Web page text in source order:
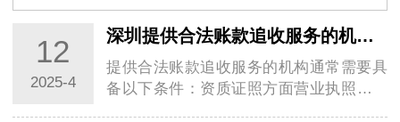
没有统一的法定收费标准，且…
12
2025-4
深圳提供合法账款追收服务的机构需要具备哪些条件？
提供合法账款追收服务的机构通常需要具
备以下条件：资质证照方面营业执照：这